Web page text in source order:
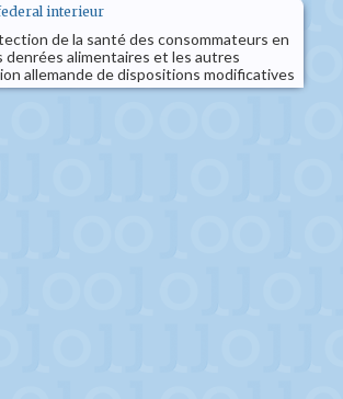
interieur
de la santé des consommateurs en
denrées alimentaires et les autres
allemande de dispositions modificatives